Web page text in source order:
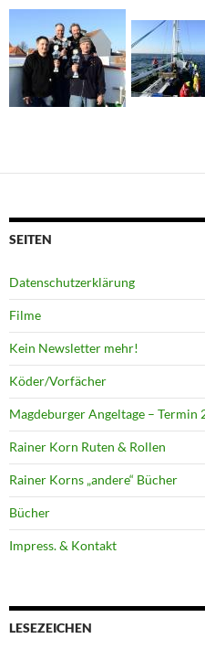
SEITEN
Datenschutzerklärung
Filme
Kein Newsletter mehr!
Köder/Vorfächer
Magdeburger Angeltage – Termin
Rainer Korn Ruten & Rollen
Rainer Korns „andere“ Bücher
Bücher
Impress. & Kontakt
LESEZEICHEN